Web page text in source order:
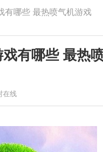
有哪些 最热喷气机游戏
有哪些 最热
在线